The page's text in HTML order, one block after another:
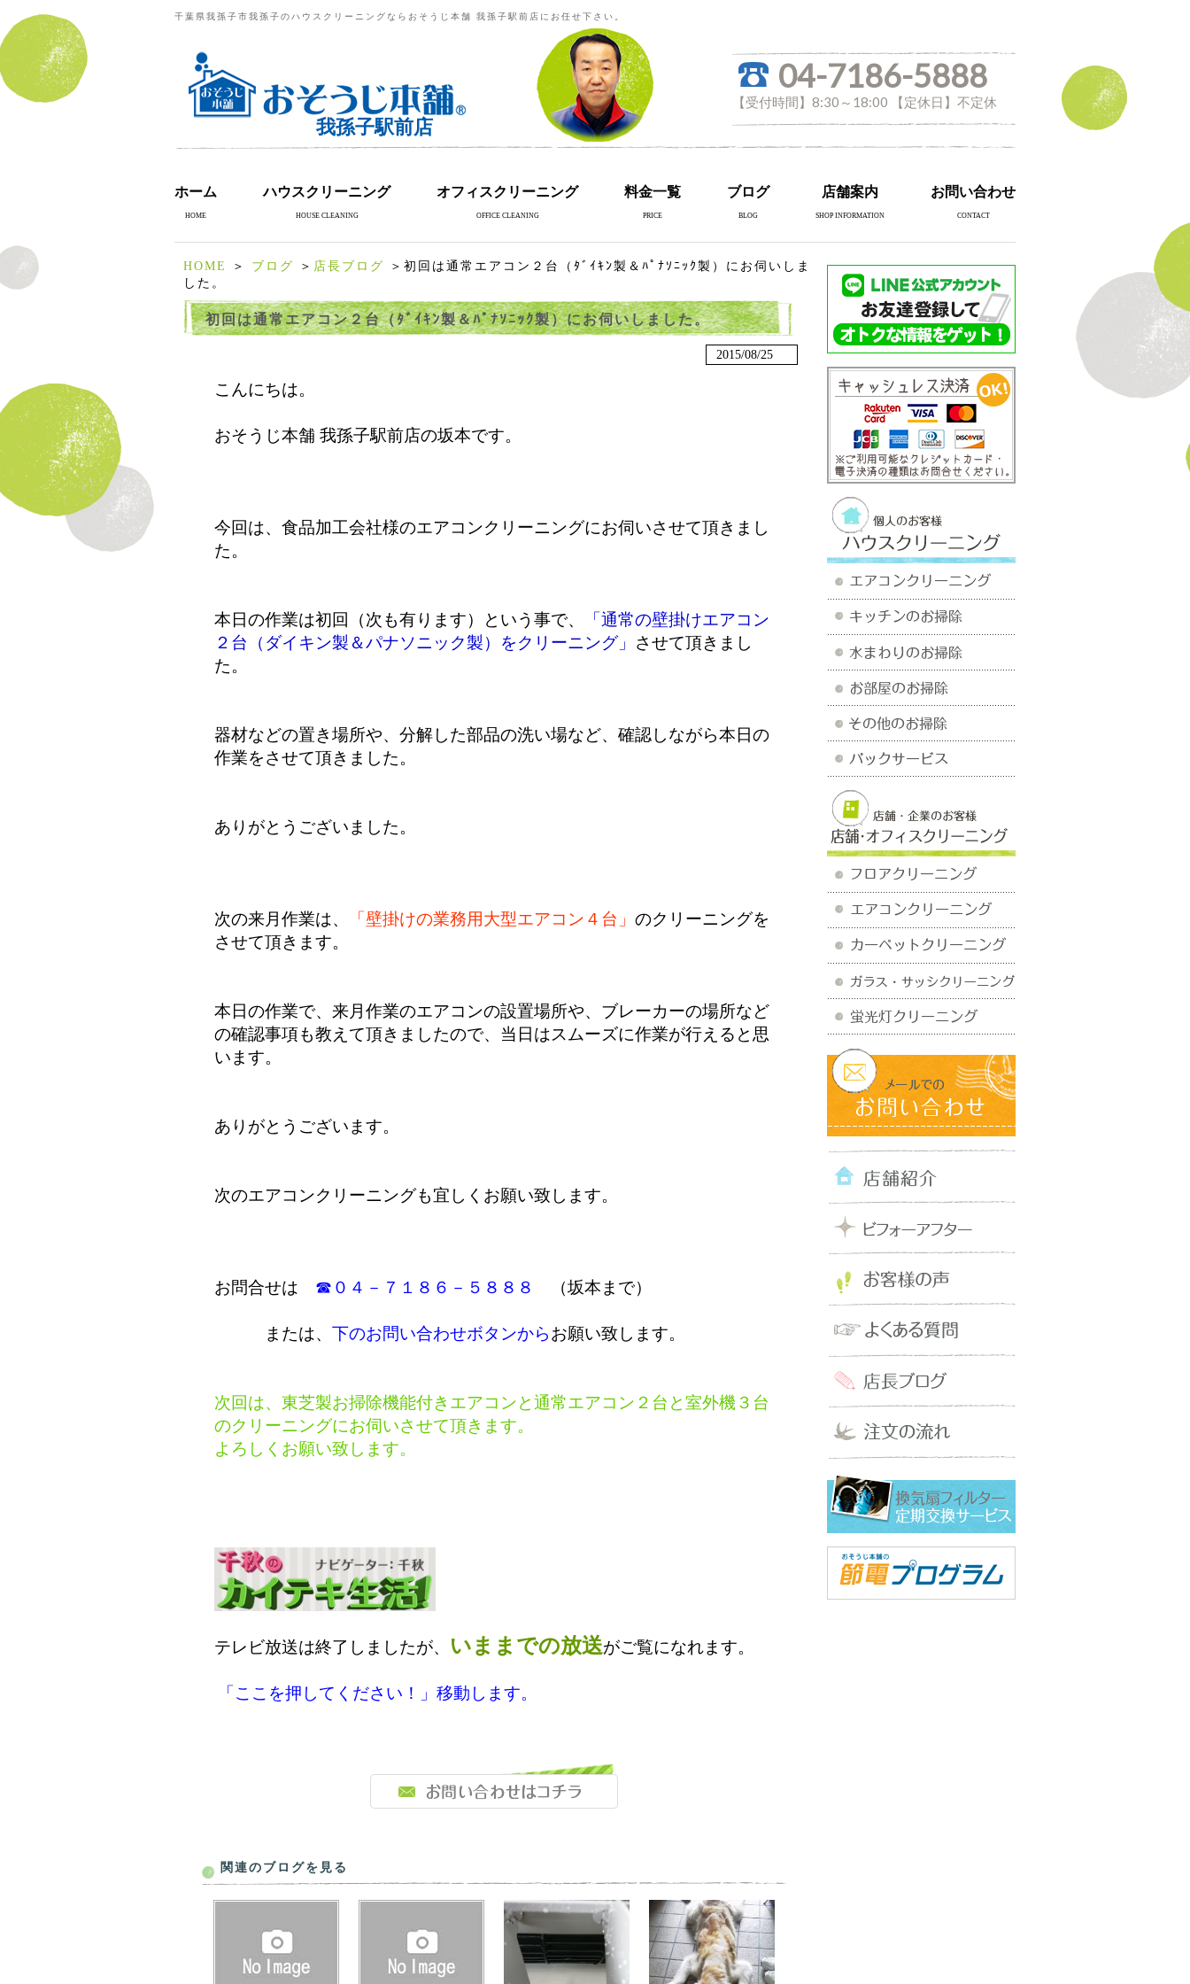
千葉県我孫子市我孫子のハウスクリーニングならおそうじ本舗 我孫子駅前店にお任せ下さい。
我孫子駅前店
04-7186-5888
【受付時間】8:30～18:00 【定休日】不定休
ホーム
HOME
ハウスクリーニング
HOUSE CLEANING
オフィスクリーニング
OFFICE CLEANING
料金一覧
PRICE
ブログ
BLOG
店舗案内
SHOP INFORMATION
お問い合わせ
CONTACT
HOME ＞ ブログ ＞ 店長ブログ
＞初回は通常エアコン２台（ﾀﾞｲｷﾝ製＆ﾊﾟﾅｿﾆｯｸ製）にお伺いしま
した。
初回は通常エアコン２台（ﾀﾞｲｷﾝ製＆ﾊﾟﾅｿﾆｯｸ製）にお伺いしました。
2015/08/25
こんにちは。
おそうじ本舗 我孫子駅前店の坂本です。
今回は、食品加工会社様のエアコンクリーニングにお伺いさせて頂きまし
た。
本日の作業は初回（次も有ります）という事で、
「通常の壁掛けエアコン
２台（ダイキン製＆パナソニック製）をクリーニング」 させて頂きまし
た。
器材などの置き場所や、分解した部品の洗い場など、確認しながら本日の
作業をさせて頂きました。
ありがとうございました。
次の来月作業は、 「壁掛けの業務用大型エアコン４台」 のクリーニングを
させて頂きます。
本日の作業で、来月作業のエアコンの設置場所や、ブレーカーの場所など
の確認事項も教えて頂きましたので、当日はスムーズに作業が行えると思
います。
ありがとうございます。
次のエアコンクリーニングも宜しくお願い致します。
お問合せは ☎０４－７１８６－５８８８ （坂本まで）
または、 下のお問い合わせボタンからお願い致します。
次回は、東芝製お掃除機能付きエアコンと通常エアコン２台と室外機３台
のクリーニングにお伺いさせて頂きます。
よろしくお願い致します。
テレビ放送は終了しましたが、 いままでの放送がご覧になれます。
「ここを押してください！」移動します。
関連のブログを見る